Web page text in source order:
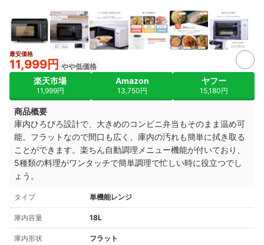
最安価格
11,999円 やや低価格
楽天市場
11,999円
Amazon
13,750円
ヤフー
15,180円
商品概要
庫内ひろびろ設計で、大きめのコンビニ弁当もそのまま温め可
能。 フラットなので間口も広く、庫内の汚れも簡単に拭き取る
ことができます。 楽ちん自動調理メニュー機能が付いており、
5種類の料理がワンタッチで簡単調理で忙しい時に役立つでし
ょう。
タイプ 単機能レンジ
庫内容量 18L
庫内形状 フラット